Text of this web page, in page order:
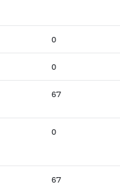
0
0
67
0
67